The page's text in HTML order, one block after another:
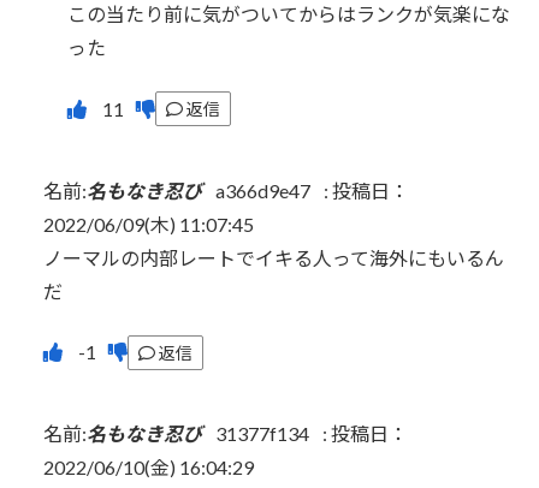
この当たり前に気がついてからはランクが気楽にな
った
返信
名前:名もなき忍び a366d9e47 : 投稿日：
2022/06/09(木) 11:07:45
ノーマルの内部レートでイキる人って海外にもいるん
だ
返信
名前:名もなき忍び 31377f134 : 投稿日：
2022/06/10(金) 16:04:29